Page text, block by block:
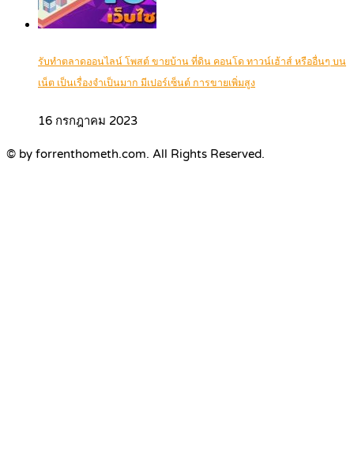
รับทำตลาดออนไลน์ โพสต์ ขายบ้าน ที่ดิน คอนโด ทาวน์เฮ้าส์ หรืออื่นๆ บน
เน็ต เป็นเรื่องจำเป็นมาก มีเปอร์เซ็นต์ การขายเพิ่มสูง
16 กรกฎาคม 2023
© by forrenthometh.com. All Rights Reserved.